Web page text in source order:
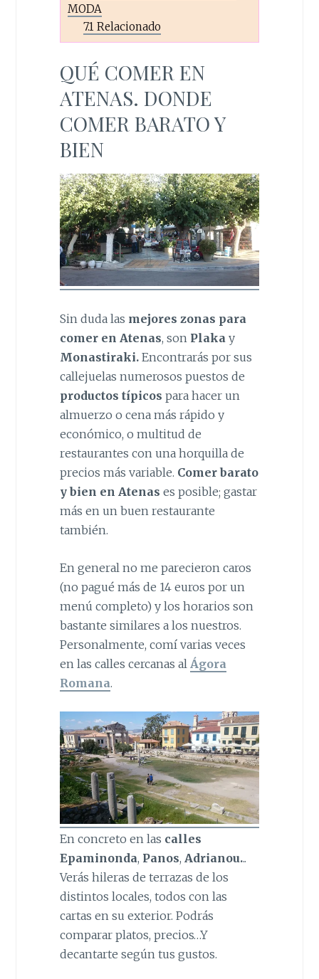
MODA
7.1 Relacionado
QUÉ COMER EN
ATENAS. DONDE
COMER BARATO Y
BIEN
Sin duda las mejores zonas para
comer en Atenas, son Plakay
Monastiraki. Encontrarás por sus
callejuelas numerosos puestos de
productos típicos para hacer un
almuerzo o cena más rápido y
económico, o multitud de
restaurantes con una horquilla de
precios más variable. Comer barato
y bien en Atenas es posible; gastar
más en un buen restaurante
también.
En general no me parecieron caros
(no pagué más de 14 euros por un
menú completo) y los horarios son
bastante similares a los nuestros.
Personalmente, comí varias veces
en las calles cercanas al Ágora
Romana.
En concreto en las calles
Epaminonda, Panos, Adrianou...
Verás hileras de terrazas de los
distintos locales, todos con las
cartas en su exterior. Podrás
comparar platos, precios…Y
decantarte según tus gustos.